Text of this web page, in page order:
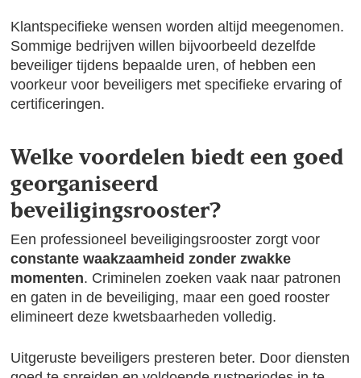
Klantspecifieke wensen worden altijd meegenomen.
Sommige bedrijven willen bijvoorbeeld dezelfde
beveiliger tijdens bepaalde uren, of hebben een
voorkeur voor beveiligers met specifieke ervaring of
certificeringen.
Welke voordelen biedt een goed
georganiseerd
beveiligingsrooster?
Een professioneel beveiligingsrooster zorgt voor
constante waakzaamheid zonder zwakke
momenten. Criminelen zoeken vaak naar patronen
en gaten in de beveiliging, maar een goed rooster
elimineert deze kwetsbaarheden volledig.
Uitgeruste beveiligers presteren beter. Door diensten